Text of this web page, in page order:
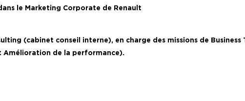
le Marketing Corporate de Renault
(cabinet conseil interne), en charge des missions de
Amélioration de la performance).